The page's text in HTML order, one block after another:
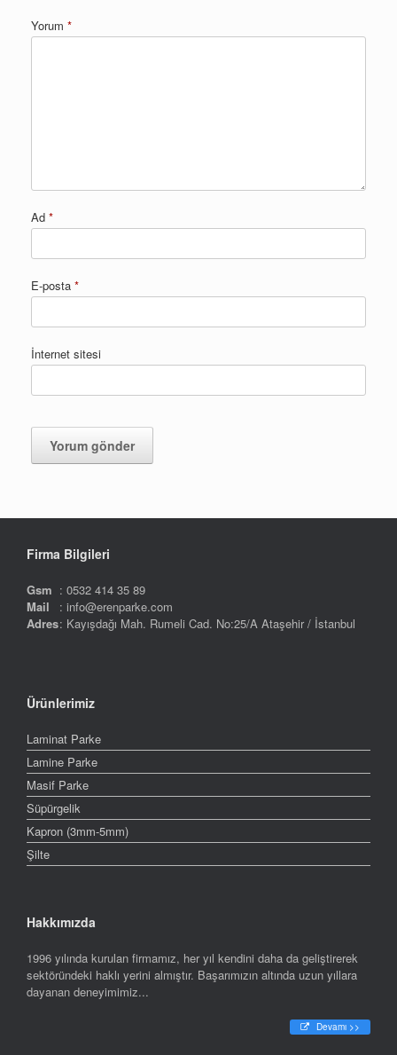
Yorum *
Ad *
E-posta *
İnternet sitesi
Firma Bilgileri
Gsm : 0532 414 35 89
Mail
: info@erenparke.com
Adres: Kayışdağı Mah. Rumeli Cad. No:25/A Ataşehir / İstanbul
Ürünlerimiz
Laminat Parke
Lamine Parke
Masif Parke
Süpürgelik
Kapron (3mm-5mm)
Şilte
Hakkımızda
1996 yılında kurulan firmamız, her yıl kendini daha da geliştirerek
sektöründeki haklı yerini almıştır. Başarımızın altında uzun yıllara
dayanan deneyimimiz...
Devamı >>